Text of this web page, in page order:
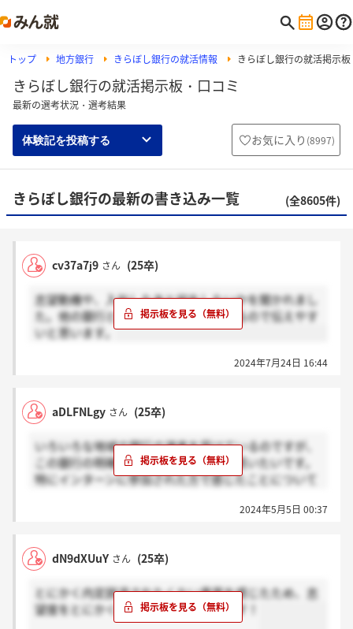
トップ 地方銀行 きらぼし銀行の就活情報 きらぼし銀行の就活掲示板
きらぼし銀行の就活掲示板・口コミ
最新の選考状況・選考結果
体験記を投稿する お気に入り (8997)
きらぼし銀行の最新の書き込み一覧 (全8605件)
cv37a7j9 さん (25卒)
志望動機や、入社したあと何をしたいかを聞かれまし
た。他の銀行とは違う強みが明確にあるので伝えやす
いと思います。
2024年7月24日 16:44
aDLFNLgy さん (25卒)
いろいろな地域の銀行の選考を受けているのですが、
この銀行の明確な強みについて教えて貰いたいです。
特にインターンに参加された方で感じたことについて
2024年5月5日 00:37
dN9dXUuY さん (25卒)
とにかく内定辞退されたくない意思を感じたため、志
望度をとにかくしめせば内定は容易です！